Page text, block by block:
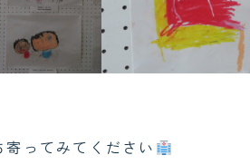
ってみてください